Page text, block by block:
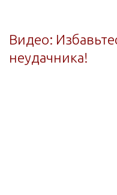
Видео:
неудачника!